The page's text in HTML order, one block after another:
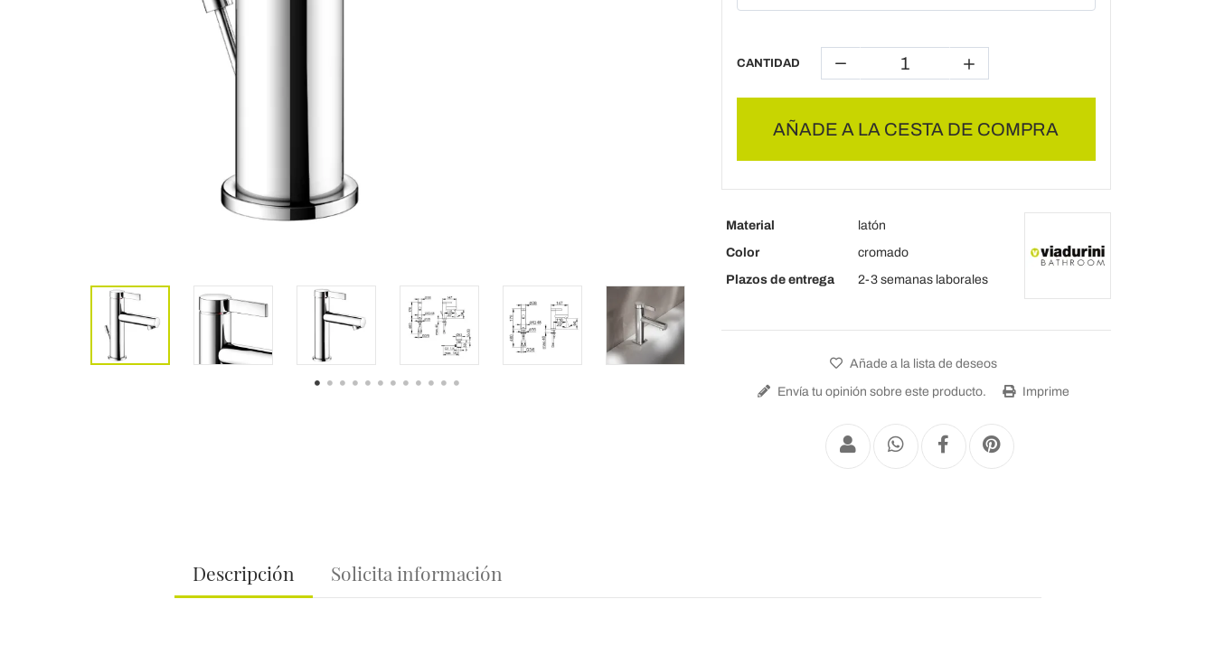
CANTIDAD
AÑADE A LA CESTA DE COMPRA
Material
latón
Color
cromado
Plazos de entrega
2-3 semanas laborales
Añade a la lista de deseos
Envía tu opinión sobre este producto. Imprime
Descripción Solicita información